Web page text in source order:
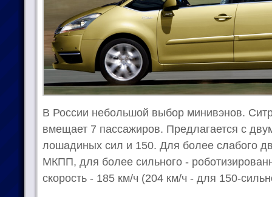
В России небольшой выбор минивэнов.
вмещает 7 пассажиров. Предлагается с
лошадиных сил и 150. Для более слабого
МКПП, для более сильного -
скорость - 185 км/ч (204 км/ч - для 150-